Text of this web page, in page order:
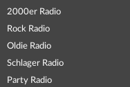
2000er Radio
Rock Radio
Oldie Radio
Schlager Radio
Party Radio